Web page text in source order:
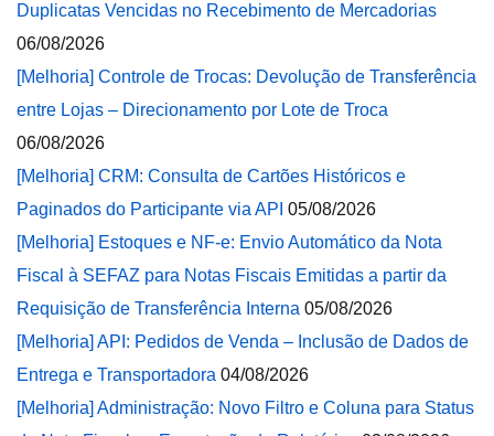
Duplicatas Vencidas no Recebimento de Mercadorias
06/08/2026
[Melhoria] Controle de Trocas: Devolução de Transferência
entre Lojas – Direcionamento por Lote de Troca
06/08/2026
[Melhoria] CRM: Consulta de Cartões Históricos e
Paginados do Participante via API 05/08/2026
[Melhoria] Estoques e NF-e: Envio Automático da Nota
Fiscal à SEFAZ para Notas Fiscais Emitidas a partir da
Requisição de Transferência Interna 05/08/2026
[Melhoria] API: Pedidos de Venda – Inclusão de Dados de
Entrega e Transportadora 04/08/2026
[Melhoria] Administração: Novo Filtro e Coluna para Status